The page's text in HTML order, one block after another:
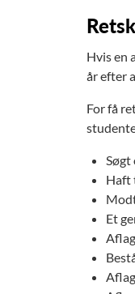
Hvis en
år efter
For få
Søgt
Haft
Et